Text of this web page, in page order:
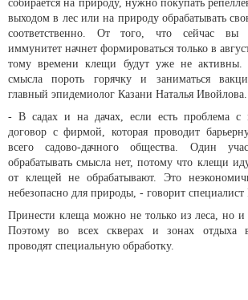
собирается на природу, нужно покупать
выходом в лес или на природу обрабатывать
соответственно. От того, что сейчас вы
иммунитет начнет формироваться только в
тому времени клещи будут уже не активны.
смысла пороть горячку и заниматься
главный эпидемиолог Казани Наталья Ивойлова.
- В садах и на дачах, если есть проблема с
договор с фирмой, которая проводит
всего садово-дачного общества. Один
обрабатывать смысла нет, потому что клещи
от клещей не обрабатывают. Это
небезопасно для природы, - говорит специалист
Принести клеща можно не только из леса, но и
Поэтому во всех скверах и зонах отдыха в
проводят специальную обработку.